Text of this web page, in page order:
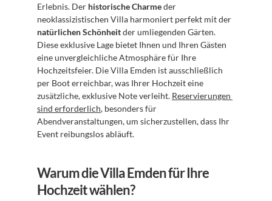
Erlebnis. Der historische Charme der
natürlichen Schönheit der umliegenden Gärten.
Diese exklusive Lage bietet Ihnen und Ihren Gästen
eine unvergleichliche Atmosphäre für Ihre
Hochzeitsfeier. Die Villa Emden ist ausschließlich
per Boot erreichbar, was Ihrer Hochzeit eine
zusätzliche, exklusive Note verleiht. Reservierungen
sind erforderlich, besonders für
Abendveranstaltungen, um sicherzustellen, dass Ihr
Event reibungslos abläuft.
Warum die Villa Emden für Ihre
Hochzeit wählen?